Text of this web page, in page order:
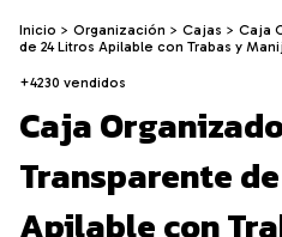
Inicio > Organización > Cajas > Caja
de 24 Litros Apilable con Trabas y
+4230 vendidos
Caja
Transparente
Apilable con